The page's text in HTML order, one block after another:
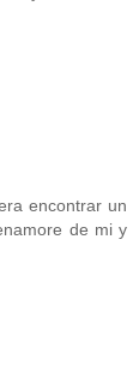
encontrar un
de mi y